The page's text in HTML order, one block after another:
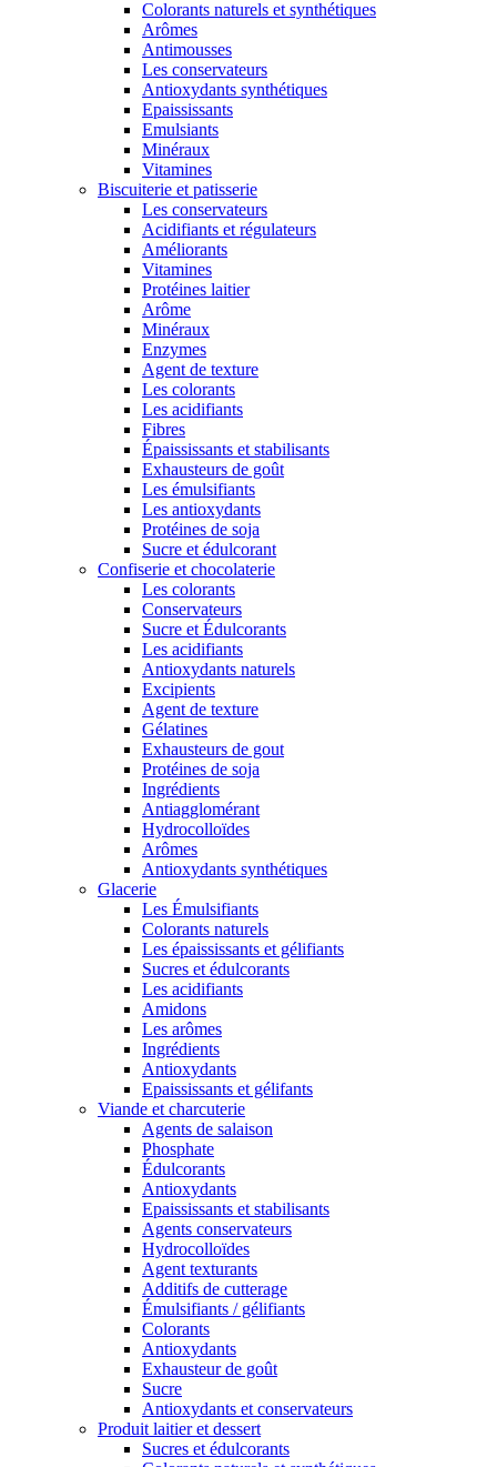
Colorants naturels et synthétiques
Arômes
Antimousses
Les conservateurs
Antioxydants synthétiques
Epaississants
Emulsiants
Minéraux
Vitamines
Biscuiterie et patisserie
Les conservateurs
Acidifiants et régulateurs
Améliorants
Vitamines
Protéines laitier
Arôme
Minéraux
Enzymes
Agent de texture
Les colorants
Les acidifiants
Fibres
Épaississants et stabilisants
Exhausteurs de goût
Les émulsifiants
Les antioxydants
Protéines de soja
Sucre et édulcorant
Confiserie et chocolaterie
Les colorants
Conservateurs
Sucre et Édulcorants
Les acidifiants
Antioxydants naturels
Excipients
Agent de texture
Gélatines
Exhausteurs de gout
Protéines de soja
Ingrédients
Antiagglomérant
Hydrocolloïdes
Arômes
Antioxydants synthétiques
Glacerie
Les Émulsifiants
Colorants naturels
Les épaississants et gélifiants
Sucres et édulcorants
Les acidifiants
Amidons
Les arômes
Ingrédients
Antioxydants
Epaississants et gélifants
Viande et charcuterie
Agents de salaison
Phosphate
Édulcorants
Antioxydants
Epaississants et stabilisants
Agents conservateurs
Hydrocolloïdes
Agent texturants
Additifs de cutterage
Émulsifiants / gélifiants
Colorants
Antioxydants
Exhausteur de goût
Sucre
Antioxydants et conservateurs
Produit laitier et dessert
Sucres et édulcorants